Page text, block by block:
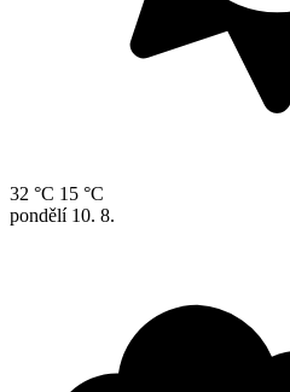
32 °C 15 °C
pondělí 10. 8.